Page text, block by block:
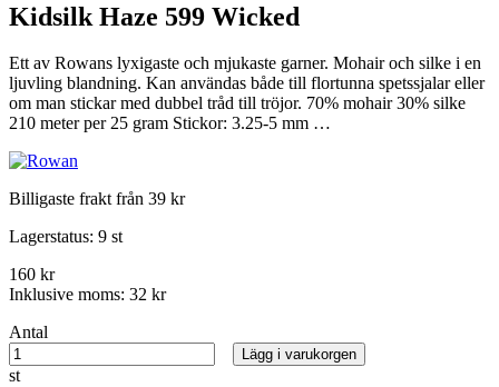
Kidsilk Haze 599 Wicked
Ett av Rowans lyxigaste och mjukaste garner. Mohair och silke i en
ljuvling blandning. Kan användas både till flortunna spetssjalar eller
om man stickar med dubbel tråd till tröjor. 70% mohair 30% silke
210 meter per 25 gram Stickor: 3.25-5 mm …
Billigaste frakt från 39 kr
Lagerstatus: 9 st
160 kr
Inklusive moms: 32 kr
Antal
st
Lägg i varukorgen